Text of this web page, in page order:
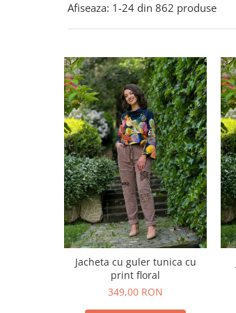
Afiseaza: 1-24 din 862 produse
Jacheta cu guler tunica cu
print floral
349,00 RON